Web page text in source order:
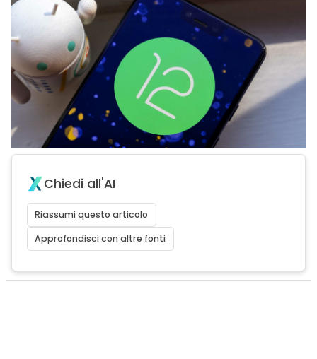
Chiedi all'AI
Riassumi questo articolo
Approfondisci con altre fonti